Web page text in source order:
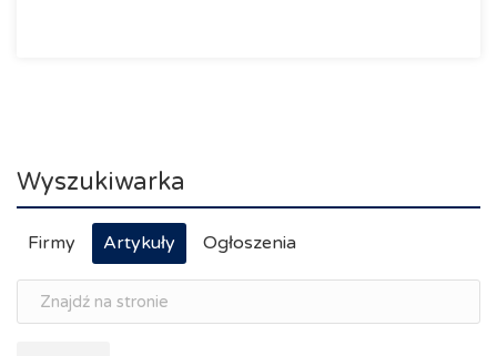
Wyszukiwarka
Firmy Artykuły Ogłoszenia